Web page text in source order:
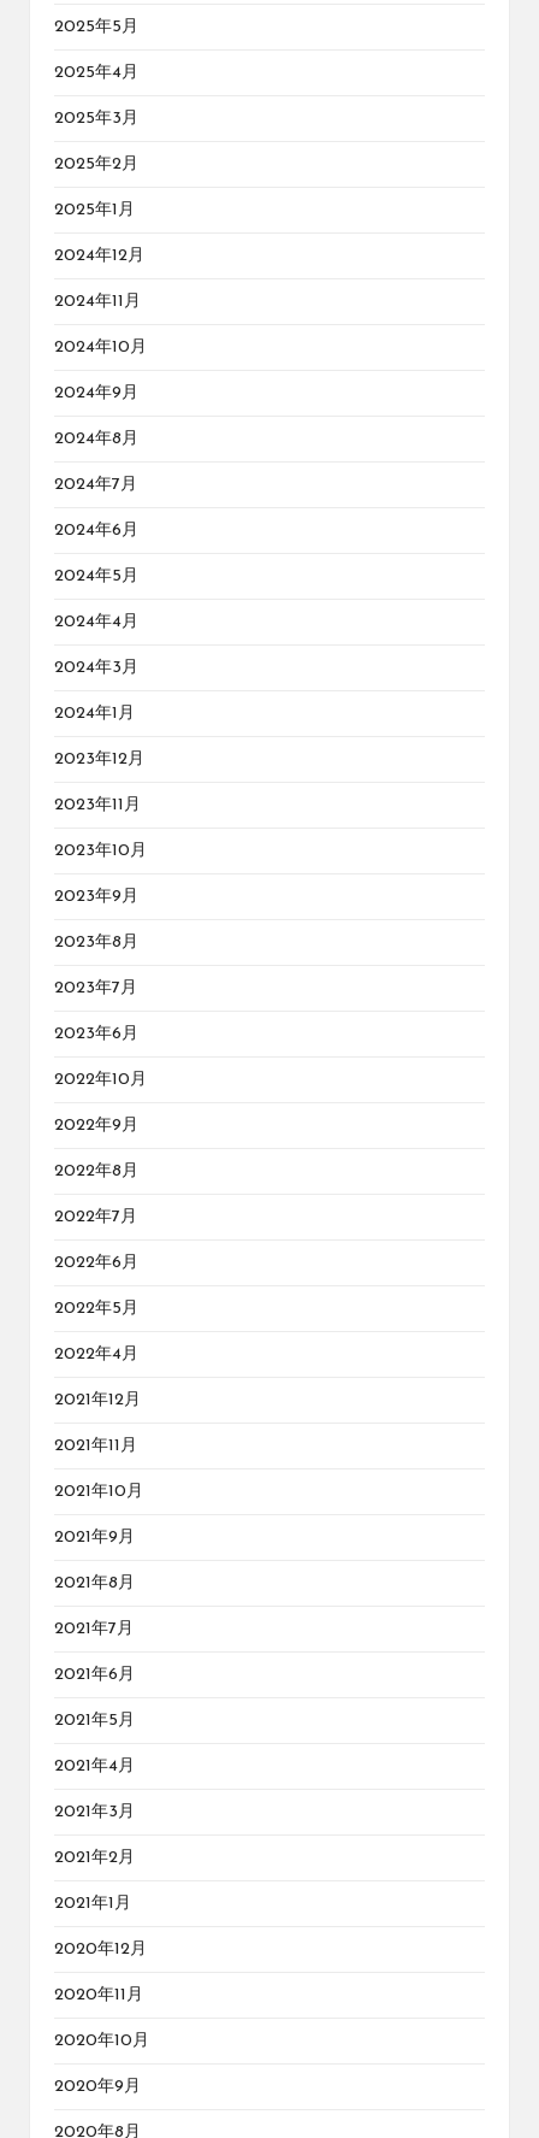
2025年5月
2025年4月
2025年3月
2025年2月
2025年1月
2024年12月
2024年11月
2024年10月
2024年9月
2024年8月
2024年7月
2024年6月
2024年5月
2024年4月
2024年3月
2024年1月
2023年12月
2023年11月
2023年10月
2023年9月
2023年8月
2023年7月
2023年6月
2022年10月
2022年9月
2022年8月
2022年7月
2022年6月
2022年5月
2022年4月
2021年12月
2021年11月
2021年10月
2021年9月
2021年8月
2021年7月
2021年6月
2021年5月
2021年4月
2021年3月
2021年2月
2021年1月
2020年12月
2020年11月
2020年10月
2020年9月
2020年8月